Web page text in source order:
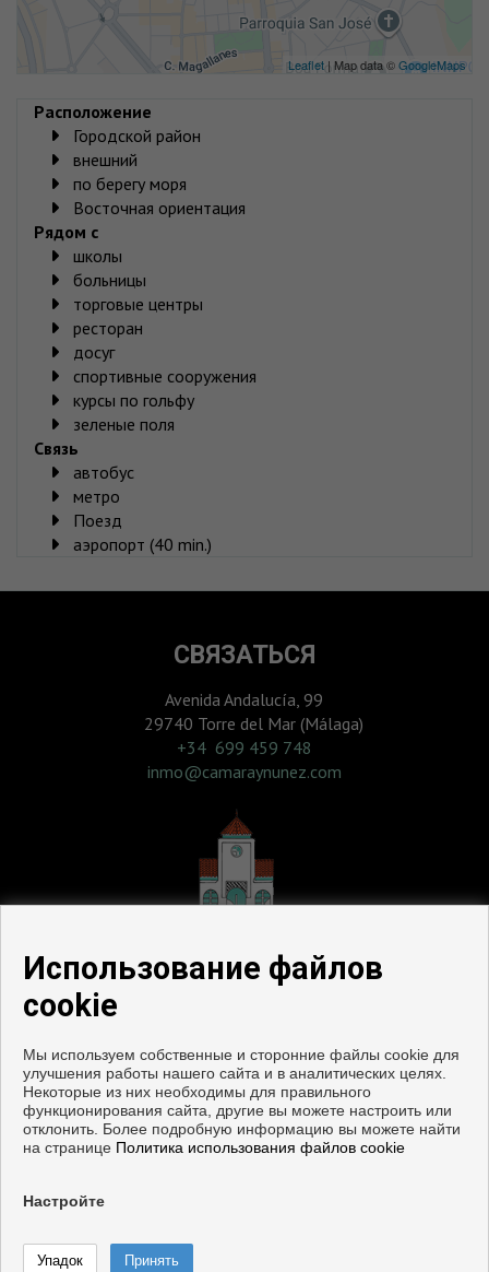
Leaflet | Map data ©GoogleMaps
Расположение
Городской район
внешний
по берегу моря
Восточная ориентация
Рядом с
школы
больницы
торговые центры
ресторан
досуг
спортивные сооружения
курсы по гольфу
зеленые поля
Связь
автобус
метро
Поезд
аэропорт (40 min.)
СВЯЗАТЬСЯ
Avenida Andalucía, 99
29740 Torre del Mar (Málaga)
‎+34 699 459 748
inmo@camaraynunez.com
Квартиры и дома на продажу в Торре дель Мар
Copyright © 2026. все права защищены.
|Cookies policy
Использование файлов
cookie
Мы используем собственные и сторонние файлы cookie для
улучшения работы нашего сайта и в аналитических целях.
Некоторые из них необходимы для правильного
функционирования сайта, другие вы можете настроить или
отклонить. Более подробную информацию вы можете найти
на странице Политика использования файлов cookie
Настройте